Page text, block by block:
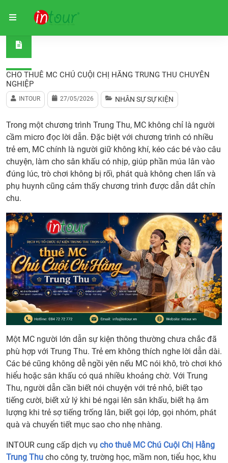
Trang chủ Nhân Sự Sự Kiện
CHO THUÊ MC CHÚ CUỘI CHỊ HẰNG TRUNG THU CHUYÊN
NGHIỆP
INTOUR 27/05/2026 NHÂN SỰ SỰ KIỆN
Trong một chương trình Trung Thu, MC không chỉ là người
cầm micro đọc lời dẫn. Đặc biệt với chương trình có nhiều
trẻ em, MC chính là người giữ không khí, kéo các bé vào câu
chuyện, làm cho sân khấu có nhịp, giúp phần múa lân vào
đúng lúc, trò chơi không bị rối, phát quà không chen lấn và
phụ huynh cũng cảm thấy chương trình được dẫn dắt chỉn
chu.
Một MC người lớn dẫn sự kiện thông thường chưa chắc đã
phù hợp với Trung Thu. Trẻ em không thích nghe lời dẫn dài.
Các bé cũng không dễ ngồi yên nếu MC nói khô, trò chơi khó
hiểu hoặc sân khấu có quá nhiều khoảng chờ. Với Trung
Thu, người dẫn cần biết nói chuyện với trẻ nhỏ, biết tạo
tiếng cười, biết xử lý khi bé ngại lên sân khấu, biết hạ âm
lượng khi trẻ sợ tiếng trống lân, biết gọi lớp, gọi nhóm, phát
quà và chuyển tiết mục sao cho nhẹ nhàng.
INTOUR cung cấp dịch vụ cho thuê MC Chú Cuội Chị Hằng
Trung Thu cho công ty, trường học, mầm non, tiểu học, khu